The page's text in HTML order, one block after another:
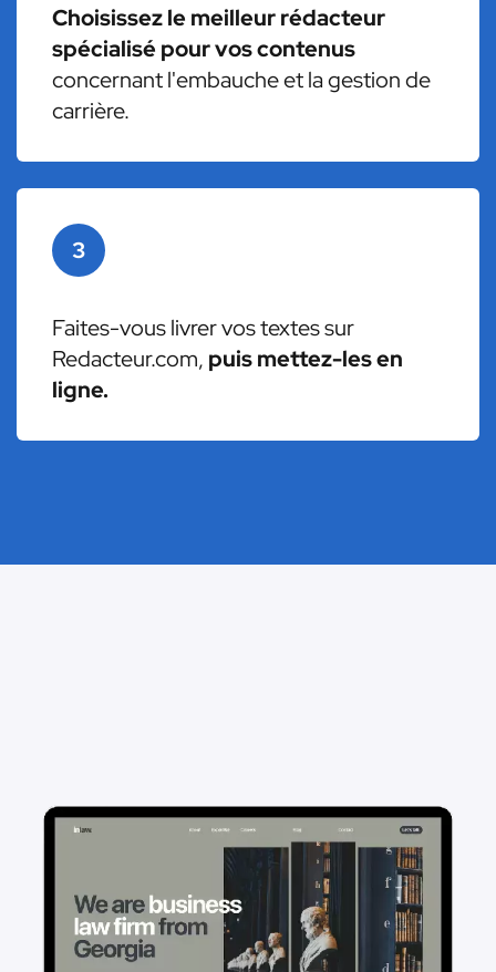
Choisissez le meilleur rédacteur
spécialisé pour vos contenus
concernant l'embauche et la gestion de
carrière.
3
Faites-vous livrer vos textes sur
Redacteur.com, puis mettez-les en
ligne.